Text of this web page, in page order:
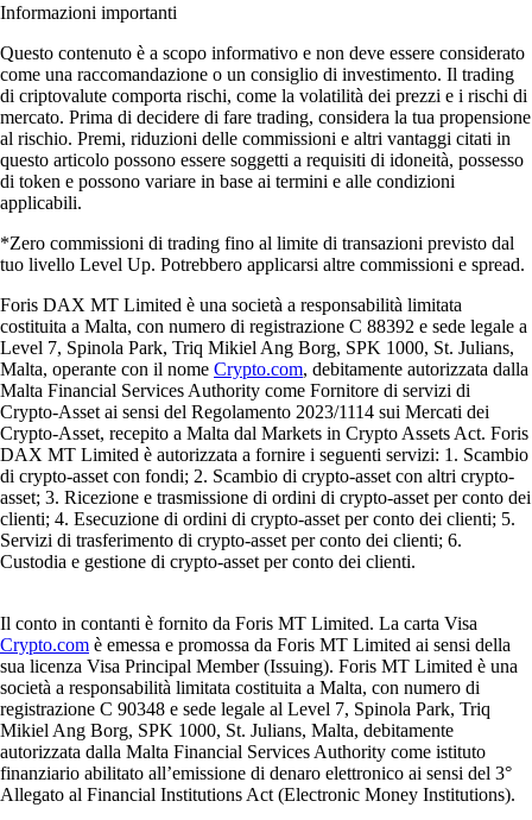
Informazioni importanti
Questo contenuto è a scopo informativo e non deve essere considerato
come una raccomandazione o un consiglio di investimento. Il trading
di criptovalute comporta rischi, come la volatilità dei prezzi e i rischi di
mercato. Prima di decidere di fare trading, considera la tua propensione
al rischio. Premi, riduzioni delle commissioni e altri vantaggi citati in
questo articolo possono essere soggetti a requisiti di idoneità, possesso
di token e possono variare in base ai termini e alle condizioni
applicabili.
*Zero commissioni di trading fino al limite di transazioni previsto dal
tuo livello Level Up. Potrebbero applicarsi altre commissioni e spread.
Foris DAX MT Limited è una società a responsabilità limitata
costituita a Malta, con numero di registrazione C 88392 e sede legale a
Level 7, Spinola Park, Triq Mikiel Ang Borg, SPK 1000, St. Julians,
Malta, operante con il nome Crypto.com, debitamente autorizzata dalla
Malta Financial Services Authority come Fornitore di servizi di
Crypto-Asset ai sensi del Regolamento 2023/1114 sui Mercati dei
Crypto-Asset, recepito a Malta dal Markets in Crypto Assets Act. Foris
DAX MT Limited è autorizzata a fornire i seguenti servizi: 1. Scambio
di crypto-asset con fondi; 2. Scambio di crypto-asset con altri crypto-
asset; 3. Ricezione e trasmissione di ordini di crypto-asset per conto dei
clienti; 4. Esecuzione di ordini di crypto-asset per conto dei clienti; 5.
Servizi di trasferimento di crypto-asset per conto dei clienti; 6.
Custodia e gestione di crypto-asset per conto dei clienti.
Il conto in contanti è fornito da Foris MT Limited. La carta Visa
Crypto.com è emessa e promossa da Foris MT Limited ai sensi della
sua licenza Visa Principal Member (Issuing). Foris MT Limited è una
società a responsabilità limitata costituita a Malta, con numero di
registrazione C 90348 e sede legale al Level 7, Spinola Park, Triq
Mikiel Ang Borg, SPK 1000, St. Julians, Malta, debitamente
autorizzata dalla Malta Financial Services Authority come istituto
finanziario abilitato all’emissione di denaro elettronico ai sensi del 3°
Allegato al Financial Institutions Act (Electronic Money Institutions).